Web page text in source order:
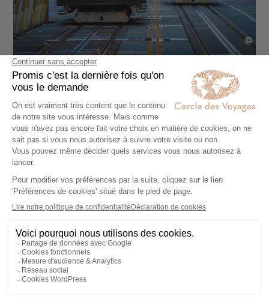
©
Relaxation et
divertissement à San
Diego
San Diego
, au sud de la Californie, est une
ville où relaxation et aventures se mêlent. Sa
plage de
La Jollaest parfaite pour observer
les otaries et faire du kayak. Le célèbre
Diego Zoo
et SeaWorld
proposent des
expériences éducatives et amusantes pour
les enfants, leur permettant de découvrir une
faune exceptionnelle.